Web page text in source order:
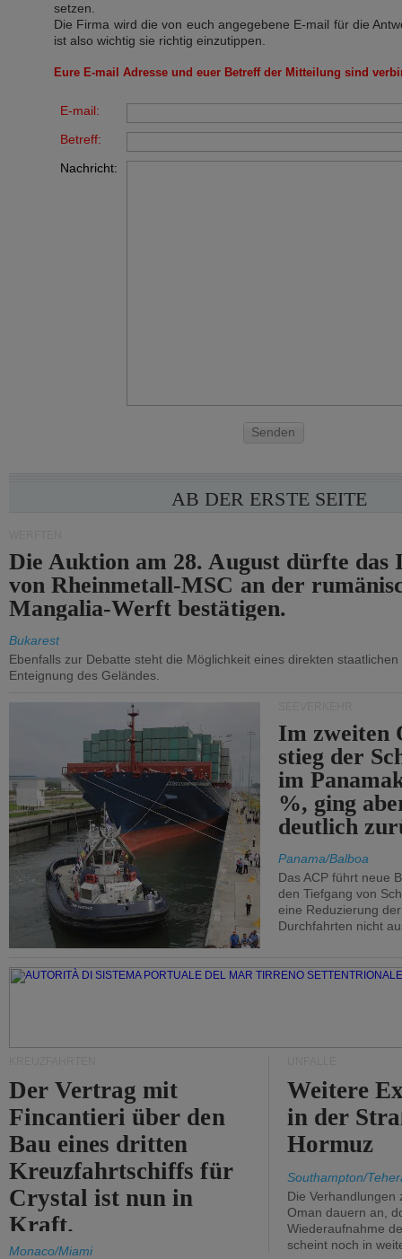
setzen.
Die Firma wird die von euch angegebene E-mail für die
ist also wichtig sie richtig einzutippen.
Eure E-mail Adresse und euer Betreff der Mitteilung sind
E-mail:
Betreff:
Nachricht:
Senden
AB DER ERSTE SEITE
Die Auktion am 28. August dürfte das
von Rheinmetall-MSC an der
Mangalia-Werft bestätigen.
Bukarest
Ebenfalls zur Debatte steht die Möglichkeit eines direkten
Enteignung des Geländes.
Im zweiten
stieg der
im
%, ging
deutlich
Panama/Balboa
Das ACP führt neue
den Tiefgang von
eine Reduzierung
Durchfahrten nicht
Der Vertrag mit
Fincantieri über den
Bau eines dritten
Kreuzfahrtschiffs für
Crystal ist nun in
Kraft.
Monaco/Miami
Weitere
in der
Hormuz
Southampton/
Die Verhandlungen
Oman dauern an,
Wiederaufnahme
scheint noch in